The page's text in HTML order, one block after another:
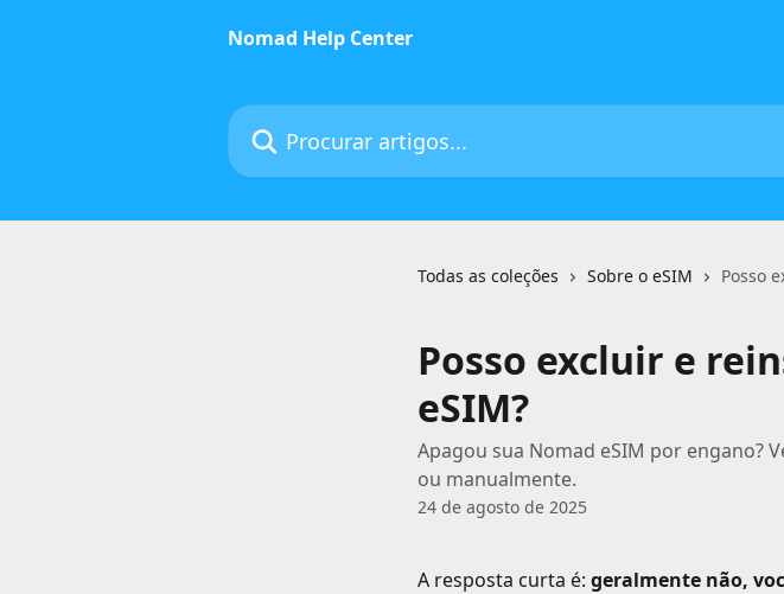
Nomad Help Center
Procurar artigos...
Todas as coleções Sobre o eSIM Posso
Posso excluir e
eSIM?
Apagou sua Nomad eSIM por engano?
ou manualmente.
24 de agosto de 2025
A resposta curta é: geralmente não,